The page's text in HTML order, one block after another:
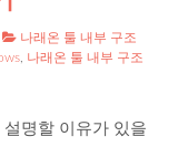
나래온 툴 내부 구조
나래온 툴 내부 구조
명할 이유가 있을